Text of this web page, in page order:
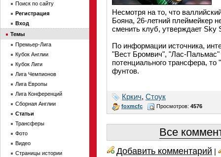
Несмотря на то, что
Бояна, 26-летний плеймейкер
сменить клуб, утверждает Sky
По информации источника,
"Вест Бромвич", "Лас-
потенциального трансфера,
фунтов.
Кркич, Стоук
foxmcfc Просмотров: 4576
Все
Добавить комментарий |
Поиск по сайту
Регистрация
Вход
Темы
Премьер-Лига
Кубок Англии
Кубок Лиги
Лига Чемпионов
Лига Европы
Лига Конференций
Сборная Англии
Статьи
Трансферы
Фото
Видео
Страницы истории